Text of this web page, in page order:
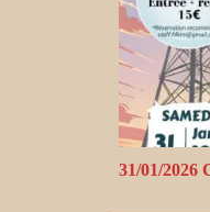
31/01/2026